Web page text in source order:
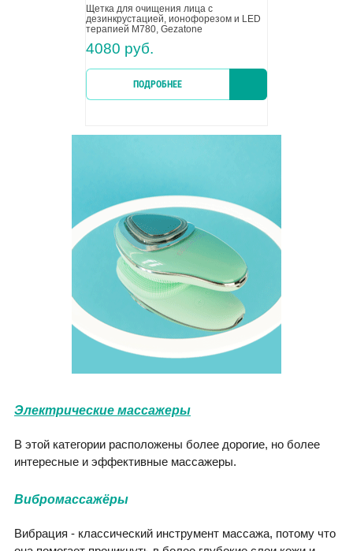
Щетка для очищения лица с
дезинкрустацией, ионофорезом и LED
терапией M780, Gezatone
4080 руб.
ПОДРОБНЕЕ
Электрические массажеры
В этой категории расположены более дорогие, но более
интересные и эффективные массажеры.
Вибромассажёры
Вибрация - классический инструмент массажа, потому что